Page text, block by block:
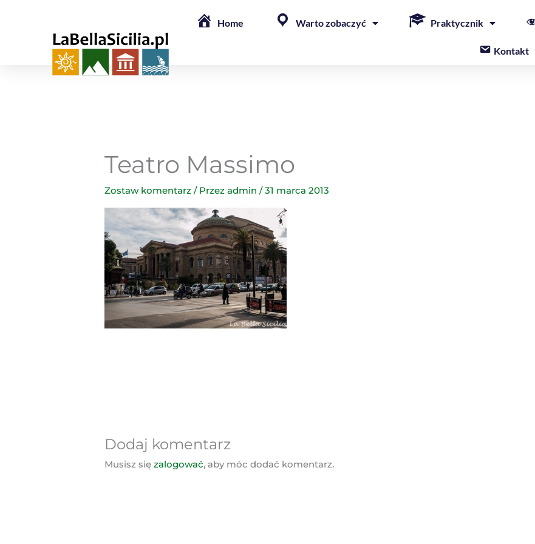
Home Warto zobaczyć Praktycznik
Kontakt
Teatro Massimo
Zostaw komentarz / Przezadmin/31 marca 2013
Dodaj komentarz
Musisz sięzalogować, aby móc dodać komentarz.